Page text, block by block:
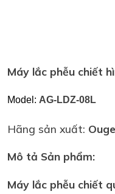
Máy lắc phễu chiết
Model: AG-LDZ-08L
Hãng sản xuất: Ouge
Mô tả Sản phẩm:
Máy lắc phễu chiết